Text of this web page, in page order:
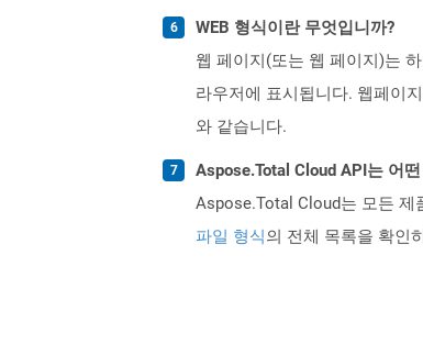
WEB 형식이란 무엇입니까?
웹 페이지(또는 웹 페이지)는
라우저에 표시됩니다. 웹페이
와 같습니다.
Aspose.Total Cloud API는 어
Aspose.Total Cloud는 모든 제
파일 형식의 전체 목록을 확인